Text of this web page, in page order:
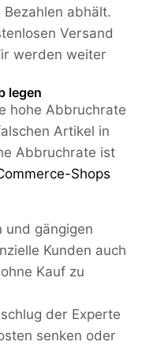
abhält.
Versand
werden weiter
legen
hohe Abbruchrate
Artikel in
Abbruchrate ist
Shops
und gängigen
Kunden auch
Kauf zu
der Experte
senken oder